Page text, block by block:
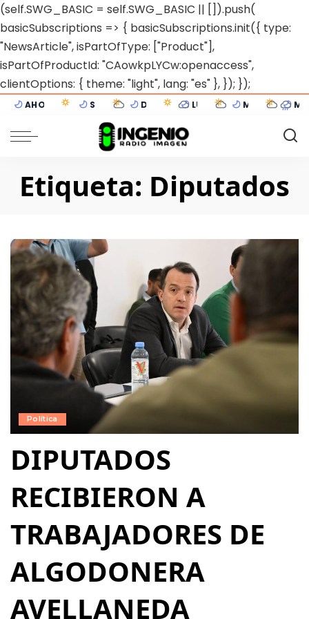
(self.SWG_BASIC = self.SWG_BASIC || []).push(
basicSubscriptions => { basicSubscriptions.init({ type:
"NewsArticle", isPartOfType: ["Product"],
isPartOfProductId: "CAowkpLYCw:openaccess",
clientOptions: { theme: "light", lang: "es" }, }); });
AHORA Sunchales
Despejado SÁB 08
15°C5°C Mayormente despejado
DOM 09
15°C3°C Parcialmente nublado
LUN 10
13°C4°C DespejadoMAR 11
14°C6°C Cubierto
Etiqueta: Diputados
Política
DIPUTADOS
RECIBIERON A
TRABAJADORES DE
ALGODONERA
AVELLANEDA